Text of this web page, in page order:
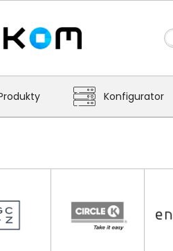
Konfigurator